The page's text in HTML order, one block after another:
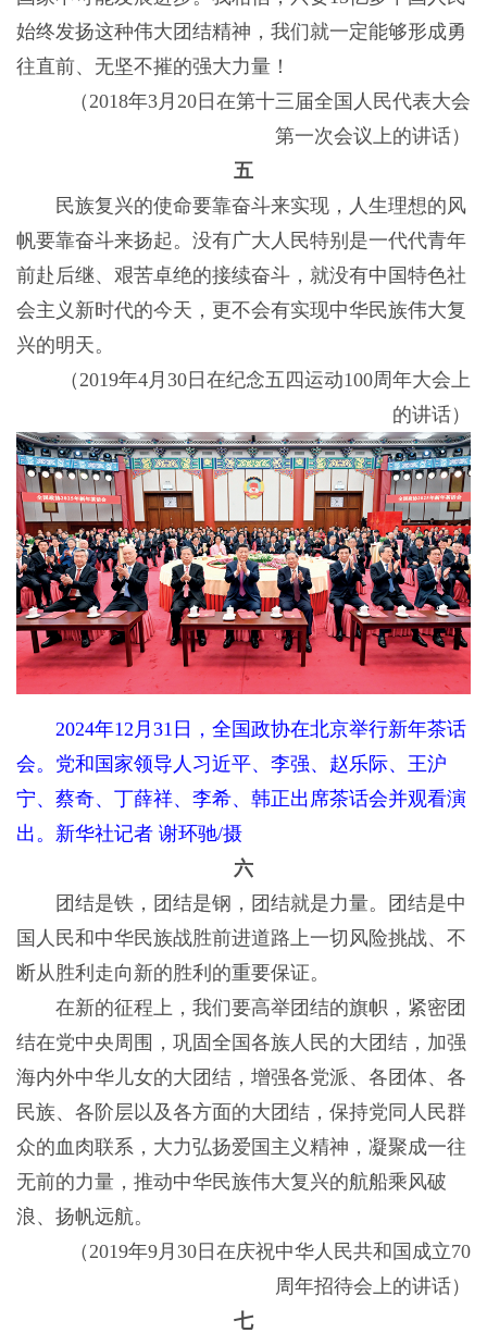
始终发扬这种伟大团结精神，我们就一定能够形成勇
往直前、无坚不摧的强大力量！
（2018年3月20日在第十三届全国人民代表大会
第一次会议上的讲话）
五
民族复兴的使命要靠奋斗来实现，人生理想的风
帆要靠奋斗来扬起。没有广大人民特别是一代代青年
前赴后继、艰苦卓绝的接续奋斗，就没有中国特色社
会主义新时代的今天，更不会有实现中华民族伟大复
兴的明天。
（2019年4月30日在纪念五四运动100周年大会上
的讲话）
2024年12月31日，全国政协在北京举行新年茶话
会。党和国家领导人习近平、李强、赵乐际、王沪
宁、蔡奇、丁薛祥、李希、韩正出席茶话会并观看演
出。新华社记者 谢环驰/摄
六
团结是铁，团结是钢，团结就是力量。团结是中
国人民和中华民族战胜前进道路上一切风险挑战、不
断从胜利走向新的胜利的重要保证。
在新的征程上，我们要高举团结的旗帜，紧密团
结在党中央周围，巩固全国各族人民的大团结，加强
海内外中华儿女的大团结，增强各党派、各团体、各
民族、各阶层以及各方面的大团结，保持党同人民群
众的血肉联系，大力弘扬爱国主义精神，凝聚成一往
无前的力量，推动中华民族伟大复兴的航船乘风破
浪、扬帆远航。
（2019年9月30日在庆祝中华人民共和国成立70
周年招待会上的讲话）
七